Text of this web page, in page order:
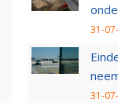
31-
31-